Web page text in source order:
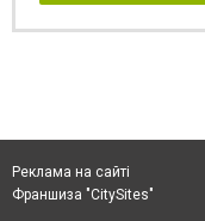
Реклама на сайті
Франшиза "CitySites"